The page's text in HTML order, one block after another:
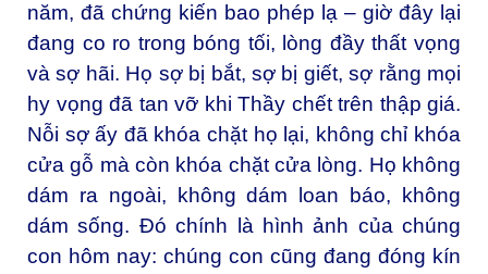
năm, đã chứng kiến bao phép lạ – giờ đây lại
đang co ro trong bóng tối, lòng đầy thất vọng
và sợ hãi. Họ sợ bị bắt, sợ bị giết, sợ rằng mọi
hy vọng đã tan vỡ khi Thầy chết trên thập giá.
Nỗi sợ ấy đã khóa chặt họ lại, không chỉ khóa
cửa gỗ mà còn khóa chặt cửa lòng. Họ không
dám ra ngoài, không dám loan báo, không
dám sống. Đó chính là hình ảnh của chúng
con hôm nay: chúng con cũng đang đóng kín